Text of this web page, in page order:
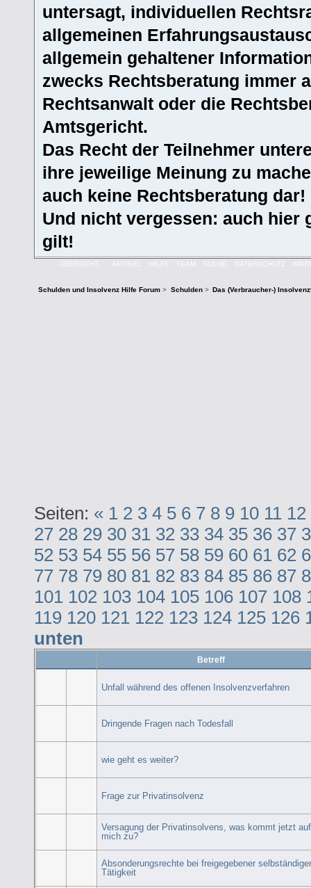
untersagt, individuellen
allgemeinen
allgemein gehaltener
zwecks Rechtsberatung immer
Rechtsanwalt oder die
Amtsgericht.
Das Recht der Teilnehmer
ihre jeweilige Meinung zu
auch keine Rechtsberatung dar!
Und nicht vergessen: auch hier
gilt!
ÜBERSICHT ARTIKEL HILFE TEAM SUCHE DATENSCHUTZ
Schulden und Insolvenz Hilfe Forum > Schulden> Das (Verbraucher-)
Seiten: « 1 2 3 4 5 6 7 8 9 10 11 12
27 28 29 30 31 32 33 34 35 36 37
52 53 54 55 56 57 58 59 60 61 62
77 78 79 80 81 82 83 84 85 86 87
101 102 103 104 105 106 107 108
119 120 121 122 123 124 125 126
unten
Betreff
Unfall während des offenen Insolvenzverfahren
Dringende Fragen nach Todesfall
wie geht es weiter?
Frage zur Privatinsolvenz
Versagung der Privatinsolvens, was kommt jetzt auf
mich zu?
Absonderungsrechte bei freigegebener
Tätigkeit